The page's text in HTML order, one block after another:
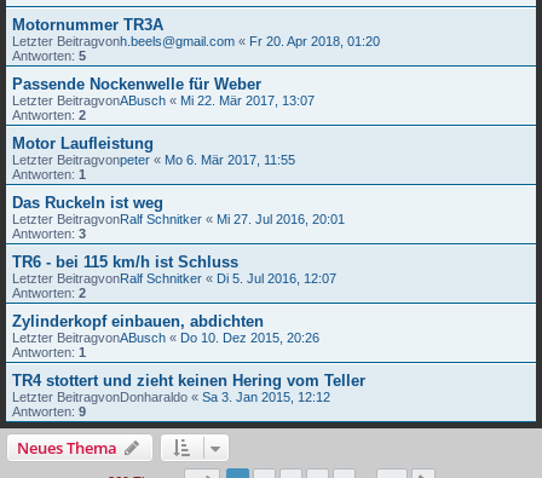
Motornummer TR3A
Letzter Beitragvonh.beels@gmail.com « Fr 20. Apr 2018, 01:20
Antworten: 5
Passende Nockenwelle für Weber
Letzter BeitragvonABusch « Mi 22. Mär 2017, 13:07
Antworten: 2
Motor Laufleistung
Letzter Beitragvonpeter « Mo 6. Mär 2017, 11:55
Antworten: 1
Das Ruckeln ist weg
Letzter BeitragvonRalf Schnitker « Mi 27. Jul 2016, 20:01
Antworten: 3
TR6 - bei 115 km/h ist Schluss
Letzter BeitragvonRalf Schnitker « Di 5. Jul 2016, 12:07
Antworten: 2
Zylinderkopf einbauen, abdichten
Letzter BeitragvonABusch « Do 10. Dez 2015, 20:26
Antworten: 1
TR4 stottert und zieht keinen Hering vom Teller
Letzter BeitragvonDonharaldo « Sa 3. Jan 2015, 12:12
Antworten: 9
Neues Thema